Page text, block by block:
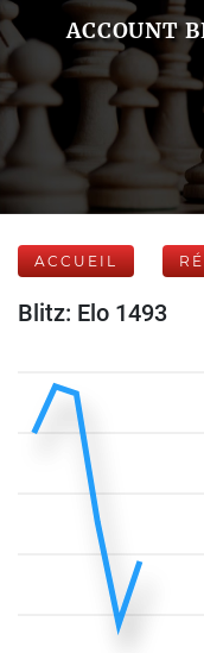
ACCOUNT
ACCUEIL
Blitz: Elo 1493